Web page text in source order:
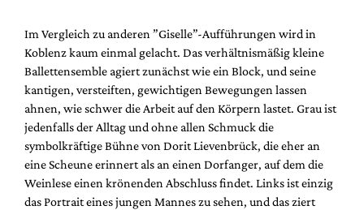
Im Vergleich zu anderen ”Giselle”-Aufführungen wird in
Koblenz kaum einmal gelacht. Das verhältnismäßig kleine
Ballettensemble agiert zunächst wie ein Block, und seine
kantigen, versteiften, gewichtigen Bewegungen lassen
ahnen, wie schwer die Arbeit auf den Körpern lastet. Grau ist
jedenfalls der Alltag und ohne allen Schmuck die
symbolkräftige Bühne von Dorit Lievenbrück, die eher an
eine Scheune erinnert als an einen Dorfanger, auf dem die
Weinlese einen krönenden Abschluss findet. Links ist einzig
das Portrait eines jungen Mannes zu sehen, und das ziert